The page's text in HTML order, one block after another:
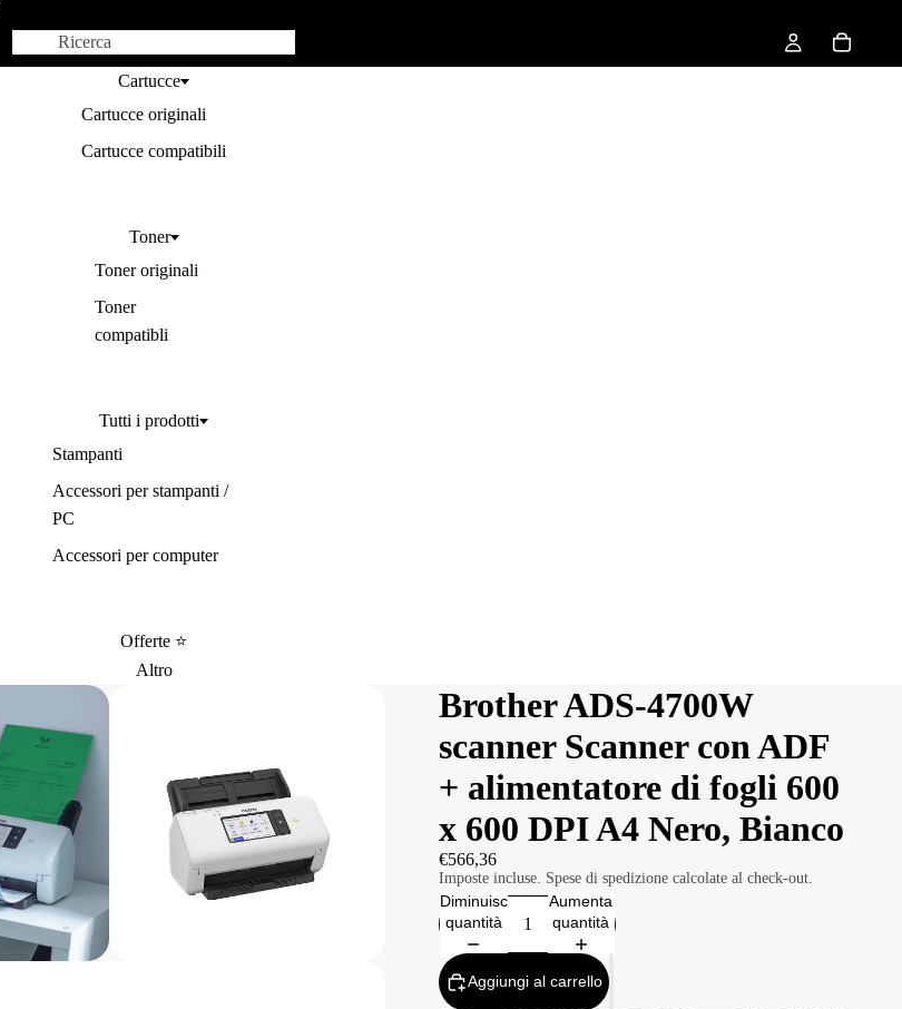
Cartucce
Cartucce originali
Cartucce compatibili
Toner
Toner originali
Toner
compatibli
Tutti i prodotti
Stampanti
Accessori per stampanti /
PC
Accessori per computer
Offerte ⭐️
Altro
Brother ADS-4700W
scanner Scanner con ADF
+ alimentatore di fogli 600
x 600 DPI A4 Nero, Bianco
€566,36
Imposte incluse. Spese di spedizione calcolate al check-out.
Diminuisci
quantità
Aumenta
quantità
Aggiungi al carrello